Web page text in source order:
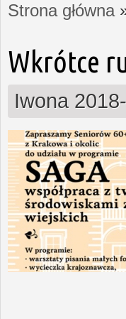
Jesteś tutaj
Strona główna
Wkrótce
Iwona